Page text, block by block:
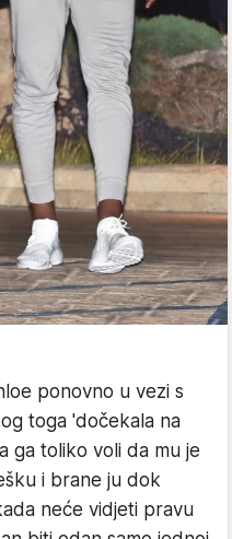
ponovno u vezi s
toga 'dočekala na
ga toliko voli da mu je
i brane ju dok
neće vidjeti pravu